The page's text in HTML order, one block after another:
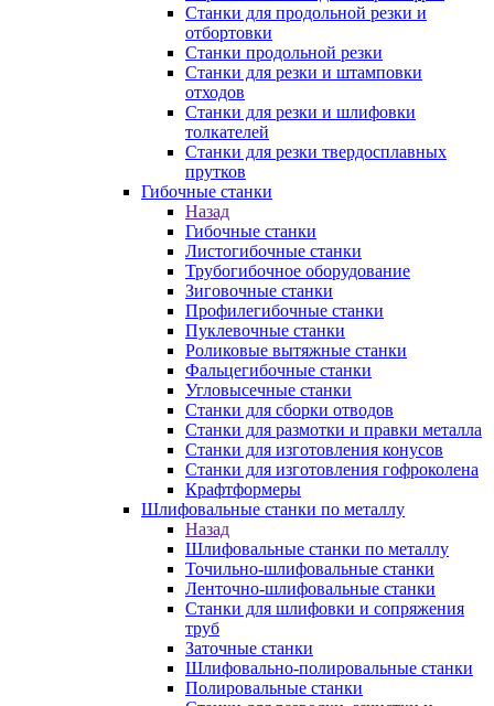
Станки для продольной резки и
отбортовки
Станки продольной резки
Станки для резки и штамповки
отходов
Станки для резки и шлифовки
толкателей
Станки для резки твердосплавных
прутков
Гибочные станки
Назад
Гибочные станки
Листогибочные станки
Трубогибочное оборудование
Зиговочные станки
Профилегибочные станки
Пуклевочные станки
Роликовые вытяжные станки
Фальцегибочные станки
Угловысечные станки
Станки для сборки отводов
Станки для размотки и правки металла
Станки для изготовления конусов
Станки для изготовления гофроколена
Крафтформеры
Шлифовальные станки по металлу
Назад
Шлифовальные станки по металлу
Точильно-шлифовальные станки
Ленточно-шлифовальные станки
Станки для шлифовки и сопряжения
труб
Заточные станки
Шлифовально-полировальные станки
Полировальные станки